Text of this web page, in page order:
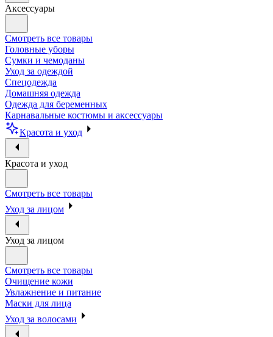
Аксессуары
Смотреть все товары
Головные уборы
Сумки и чемоданы
Уход за одеждой
Спецодежда
Домашняя одежда
Одежда для беременных
Карнавальные костюмы и аксессуары
Красота и уход
Красота и уход
Смотреть все товары
Уход за лицом
Уход за лицом
Смотреть все товары
Очищение кожи
Увлажнение и питание
Маски для лица
Уход за волосами